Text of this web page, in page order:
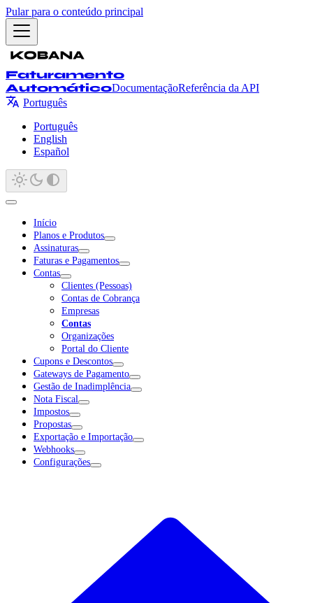
Pular para o conteúdo principal
Faturamento
AutomáticoDocumentaçãoReferência da API
Português
Português
English
Español
Início
Planos e Produtos
Assinaturas
Faturas e Pagamentos
Contas
Clientes (Pessoas)
Contas de Cobrança
Empresas
Contas
Organizações
Portal do Cliente
Cupons e Descontos
Gateways de Pagamento
Gestão de Inadimplência
Nota Fiscal
Impostos
Propostas
Exportação e Importação
Webhooks
Configurações